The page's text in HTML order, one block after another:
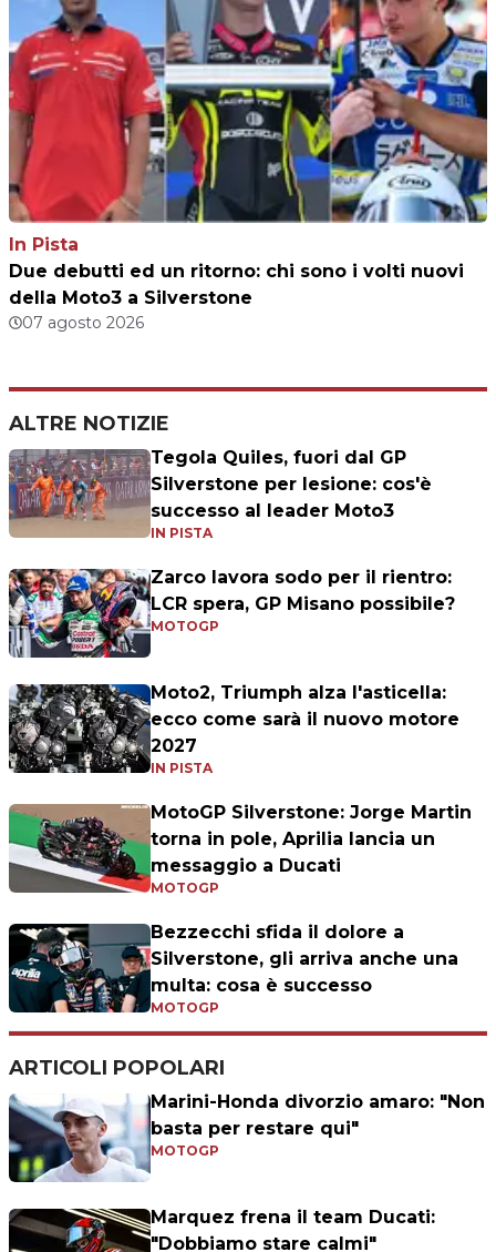
In Pista
Due debutti ed un ritorno: chi sono i volti nuovi
della Moto3 a Silverstone
07 agosto 2026
ALTRE NOTIZIE
Tegola Quiles, fuori dal GP
Silverstone per lesione: cos'è
successo al leader Moto3
IN PISTA
Zarco lavora sodo per il rientro:
LCR spera, GP Misano possibile?
MOTOGP
Moto2, Triumph alza l'asticella:
ecco come sarà il nuovo motore
2027
IN PISTA
MotoGP Silverstone: Jorge Martin
torna in pole, Aprilia lancia un
messaggio a Ducati
MOTOGP
Bezzecchi sfida il dolore a
Silverstone, gli arriva anche una
multa: cosa è successo
MOTOGP
ARTICOLI POPOLARI
Marini-Honda divorzio amaro: "Non
basta per restare qui"
MOTOGP
Marquez frena il team Ducati:
"Dobbiamo stare calmi"